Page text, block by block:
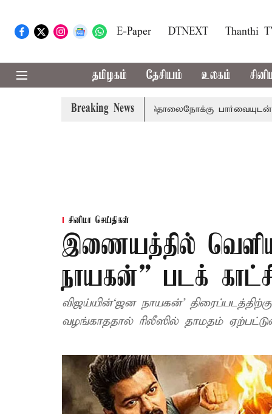
E-Paper DTNEXT Thanthi
தமிழகம் தேசியம் உலகம்
Breaking News
பிடிவாராண்ட் தொலைநோக்கு பார்வையுடன்
சினிமா செய்திகள்
இணையத்தில்
நாயகன்” படக்
விஜய்யின்‘ஜன நாயகன்’ திரைப்படத்திற்கு தணிக்கை வாரியம் இன்னும்
வழங்காததால் ரிலீஸில் தாமதம்